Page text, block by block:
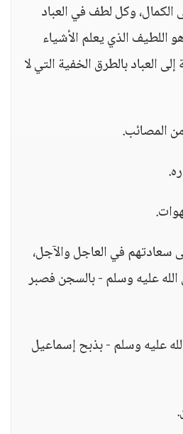
وكل لطف في العباد
اللطيف الذي يعلم الأشياء
العباد بالطرق الخفية التي لا
من المصائب.
في العاجل والآجل،
عليه وسلم - بالسجن فصبر
عليه وسلم - بذبح إسماعيل